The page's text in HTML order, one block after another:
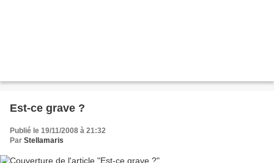
Est-ce grave ?
Publié le 19/11/2008 à 21:32
Par Stellamaris